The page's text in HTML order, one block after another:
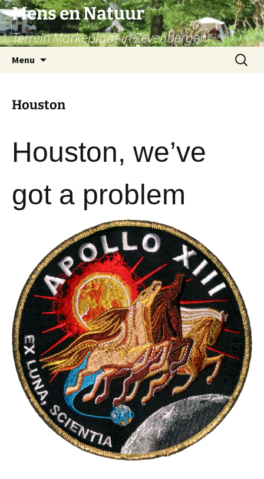
Ga
naar
de
inhoud
Mens en Natuur
Terrein Markeplaat in Zevenbergen
Menu
Zoeken
naar:
Houston
Houston, we’ve
got a problem